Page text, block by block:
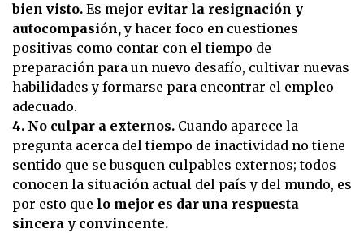
bien visto. Es mejor evitar la resignación y
autocompasión,y hacer foco en cuestiones
positivas como contar con el tiempo de
preparación para un nuevo desafío, cultivar nuevas
habilidades y formarse para encontrar el empleo
adecuado.
4. No culpar a externos. Cuando aparece la
pregunta acerca del tiempo de inactividad no tiene
sentido que se busquen culpables externos; todos
conocen la situación actual del país y del mundo, es
por esto que lo mejor es dar una respuesta
sincera y convincente.